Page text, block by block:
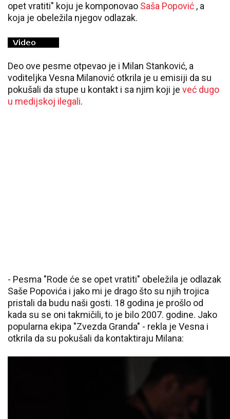
opet vratiti" koju je komponovao Saša Popović , a
koja je obeležila njegov odlazak.
Deo ove pesme otpevao je i Milan Stanković, a
voditeljka Vesna Milanović otkrila je u emisiji da su
pokušali da stupe u kontakt i sa njim koji je već dugo
u medijskoj ilegali.
- Pesma "Rode će se opet vratiti" obeležila je odlazak
Saše Popovića i jako mi je drago što su njih trojica
pristali da budu naši gosti. 18 godina je prošlo od
kada su se oni takmičili, to je bilo 2007. godine. Jako
popularna ekipa "Zvezda Granda" - rekla je Vesna i
otkrila da su pokušali da kontaktiraju Milana: